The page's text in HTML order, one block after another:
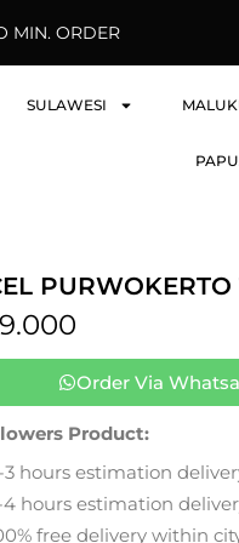
MIN. ORDER
SULAWESI
PURWOKERTO
Order Via
Product:
3 hours estimation
4 hours estimation
free delivery within